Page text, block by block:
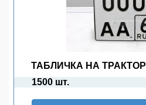
ТАБЛИЧКА НА ТРАКТОР
1500 шт.